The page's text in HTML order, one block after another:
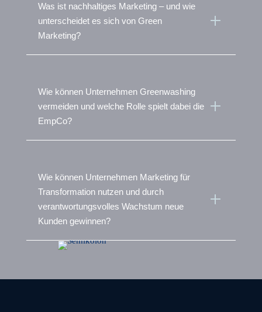
L
Was ist nachhaltiges Marketing – und wie
unterscheidet es sich von Green
Marketing?
L
Wie können Unternehmen Greenwashing
vermeiden und welche Rolle spielt dabei die
EmpCo?
L
Wie können Unternehmen Marketing für
Transformation nutzen und durch
verantwortungsvolles Wachstum neue
Kunden gewinnen?